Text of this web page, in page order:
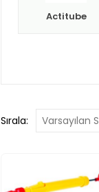
Actitube
Sırala: